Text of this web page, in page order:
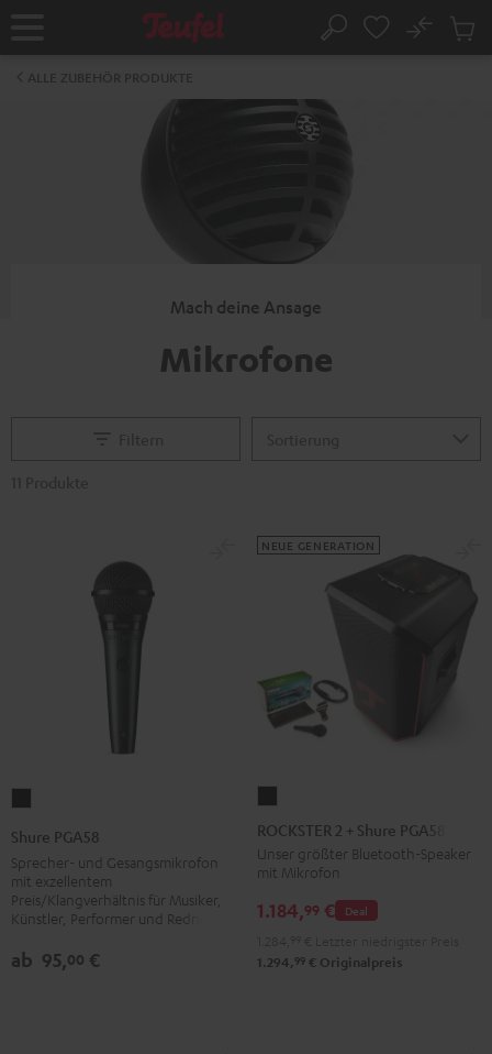
Startseite Suche
No
Mach deine Ansage
Mikrofone
Schwarz
Shure PGA58
Sprecher- und Gesangsmikrofon
mit exzellentem
Preis/Klangverhältnis für Musiker,
Künstler, Performer und Redner
ab 95,00 €
2
+
Shure
PGA58
ROCKSTER 2 + Shure PGA58
Unser größter Bluetooth-Speaker
mit Mikrofon
NEUE GENERATION
Deal
1.184,99 €
1.294, 99 € Originalpreis